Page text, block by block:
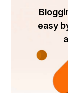
"दिल तोड़कर
बेवफाई का ऐसा
easy